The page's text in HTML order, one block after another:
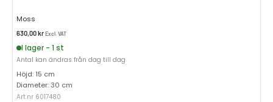
Moss
630,00krExcl. VAT
I lager - 1 st
Antal kan ändras från dag till dag
Höjd: 15 cm
Diameter: 30 cm
Art.nr 6017480